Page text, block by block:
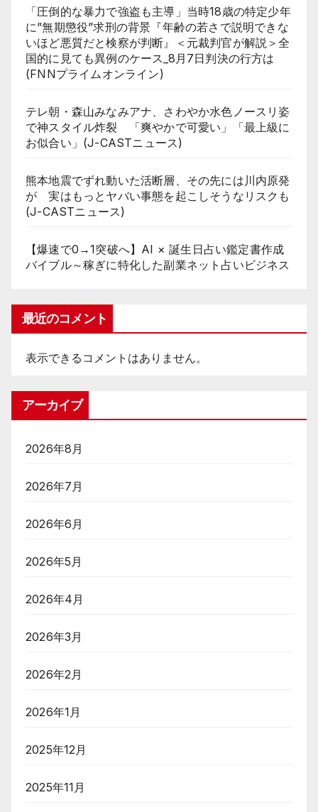
「圧倒的な暴力で強盗も主導」当時18歳の特定少年
に”無期懲役”求刑の背景『年齢の若さで説明できな
いほど悪質だと検察が判断』＜元裁判官が解説＞全
国的に見ても異例のケース_8月7日判決の行方は
(FNNプライムオンライン)
テレ朝・森山みなみアナ、さわやか水色ノースリ姿
で神スタイル炸裂 「爽やかで可愛い」「最上級に
お似合い」(J-CASTニュース)
熊本地震でずれ動いた活断層、その先には川内原発
が 実はもっとヤバい事態を起こしそうなリスクも
(J-CASTニュース)
【爆速で0→1突破へ】AI × 誕生日占い鑑定書作成
バイブル～稼ぎに特化した副業ネット占いビジネス
最近のコメント
表示できるコメントはありません。
アーカイブ
2026年8月
2026年7月
2026年6月
2026年5月
2026年4月
2026年3月
2026年2月
2026年1月
2025年12月
2025年11月